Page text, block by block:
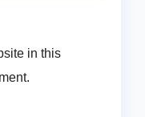
in this